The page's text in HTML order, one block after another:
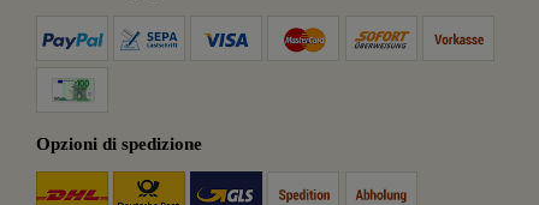
Opzioni di spedizione